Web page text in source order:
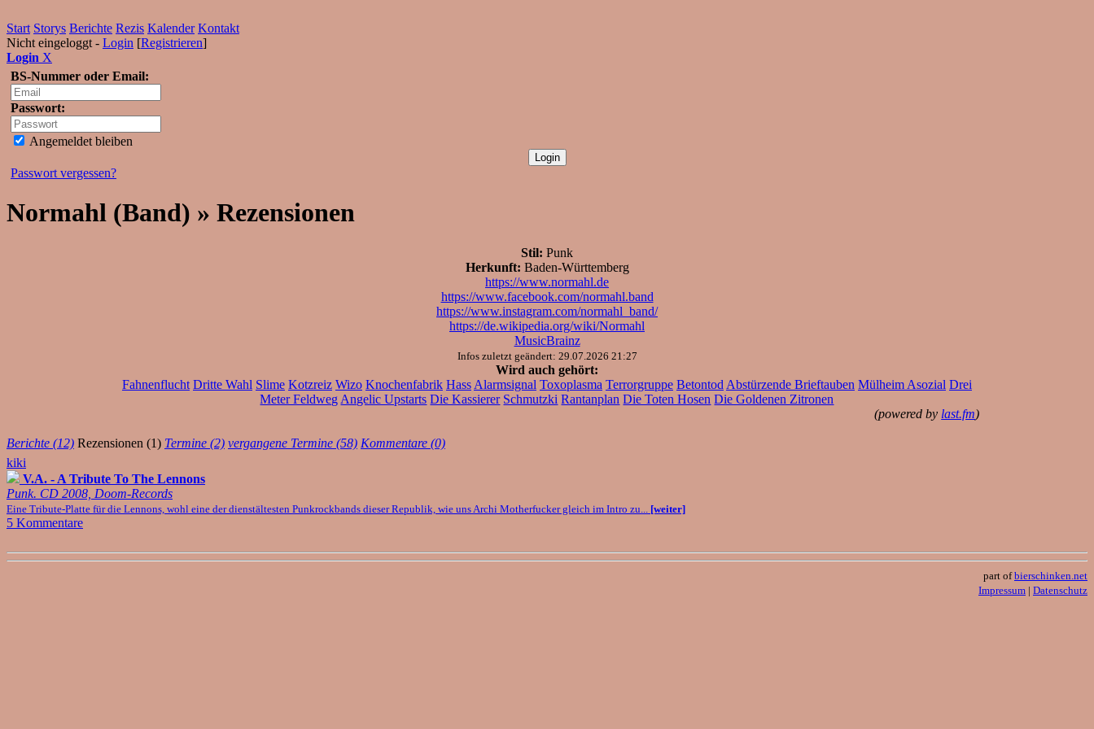
Start Storys Berichte Rezis Kalender Kontakt
Nicht eingeloggt - Login [Registrieren]
Login X
BS-Nummer oder Email:
Passwort:
Angemeldet bleiben
Passwort vergessen?
Normahl (Band) » Rezensionen
Stil: Punk
Herkunft: Baden-Württemberg
https://www.normahl.de
https://www.facebook.com/normahl.band
https://www.instagram.com/normahl_band/
https://de.wikipedia.org/wiki/Normahl
MusicBrainz
Infos zuletzt geändert: 29.07.2026 21:27
Wird auch gehört:
Fahnenflucht Dritte Wahl Slime Kotzreiz Wizo Knochenfabrik Hass Alarmsignal Toxoplasma Terrorgruppe Betontod Abstürzende Brieftauben Mülheim Asozial Drei
Meter Feldweg Angelic Upstarts Die Kassierer Schmutzki Rantanplan Die Toten Hosen Die Goldenen Zitronen
(powered by last.fm)
Berichte (12) Rezensionen (1) Termine (2) vergangene Termine (58) Kommentare (0)
kiki
V.A. - A Tribute To The Lennons
Punk. CD 2008, Doom-Records
Eine Tribute-Platte für die Lennons, wohl eine der dienstältesten Punkrockbands dieser Republik, wie uns Archi Motherfucker gleich im Intro zu... [weiter]
5 Kommentare
part ofbierschinken.net
Impressum | Datenschutz